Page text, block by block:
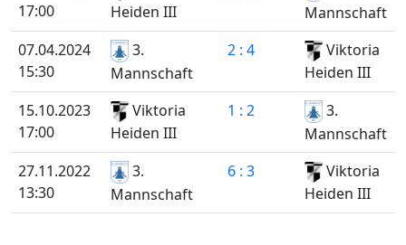
17:00
Heiden III
Mannschaft
07.04.2024
15:30
3.
Mannschaft
2 : 4
Viktoria
Heiden III
15.10.2023
17:00
Viktoria
Heiden III
1 : 2
3.
Mannschaft
27.11.2022
13:30
3.
Mannschaft
6 : 3
Viktoria
Heiden III